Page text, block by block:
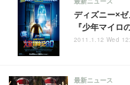
ディズニー×
『少年マイロ
最新ニュース
2011.1.12 Wed
最新ニュース